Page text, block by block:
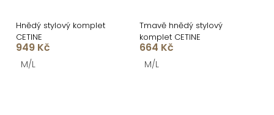
Hnědý stylový komplet
CETINE
949 Kč
M/L
Tmavě hnědý stylový
komplet CETINE
664 Kč
M/L